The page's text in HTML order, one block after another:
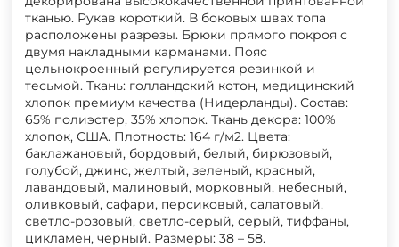
тканью. Рукав короткий. В боковых швах топа
расположены разрезы. Брюки прямого покроя с
двумя накладными карманами. Пояс
цельнокроенный регулируется резинкой и
тесьмой. Ткань: голландский котон, медицинский
хлопок премиум качества (Нидерланды). Состав:
65% полиэстер, 35% хлопок. Ткань декора: 100%
хлопок, США. Плотность: 164 г/м2. Цвета:
баклажановый, бордовый, белый, бирюзовый,
голубой, джинс, желтый, зеленый, красный,
лавандовый, малиновый, морковный, небесный,
оливковый, сафари, персиковый, салатовый,
светло-розовый, светло-серый, серый, тиффаны,
цикламен, черный. Размеры: 38 – 58.